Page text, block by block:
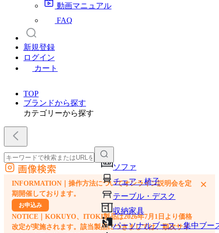
動画マニュアル
FAQ
新規登録
ログイン
カート
TOP
ブランドから探す
カテゴリーから探す
ソファ
チェア・椅子
テーブル・デスク
収納家具
パーソナルブース・集中ブー
外部サイトの商品をカートに追加
他のサイトで見つけた商品ページのURLを貼り付けて、カートに追加できます
画像検索
INFORMATION｜操作方法についてオンライン説明会を定
期開催しております。
お申込み
NOTICE｜KOKUYO、ITOKI製品は2026年7月1日より価格
改定が実施されます。該当製品につきましては、順次サイ
×